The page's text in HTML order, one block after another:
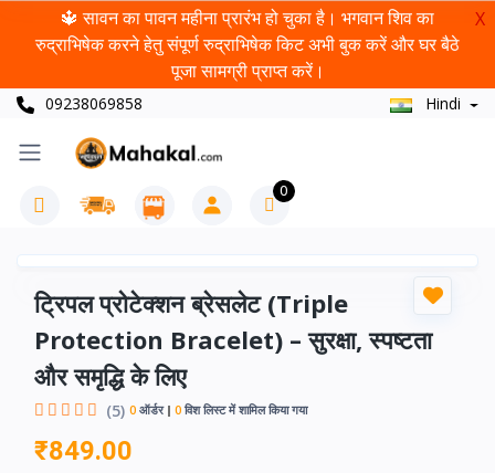
🔱 सावन का पावन महीना प्रारंभ हो चुका है। भगवान शिव का
रुद्राभिषेक करने हेतु संपूर्ण रुद्राभिषेक किट अभी बुक करें और घर बैठे
पूजा सामग्री प्राप्त करें।
X
09238069858 Hindi
0
ट्रिपल प्रोटेक्शन ब्रेसलेट (Triple
Protection Bracelet) – सुरक्षा, स्पष्टता
और समृद्धि के लिए
(5) 0 ऑर्डर 0 विश लिस्ट में शामिल किया गया
₹849.00